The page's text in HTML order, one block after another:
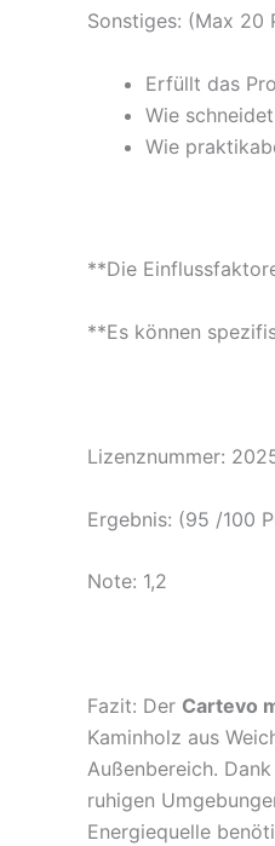
Sonstiges: (Max 20
Erfüllt das
Wie
Wie
**Die
**Es können
Lizenznummer:
Ergebnis: (95 /100
Note: 1,2
Fazit: Der Cartevo
Kaminholz aus
Außenbereich.
ruhigen
Energiequelle